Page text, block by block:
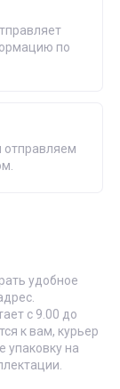
по
отправляем
удобное
с 9.00 до
к вам, курьер
упаковку на